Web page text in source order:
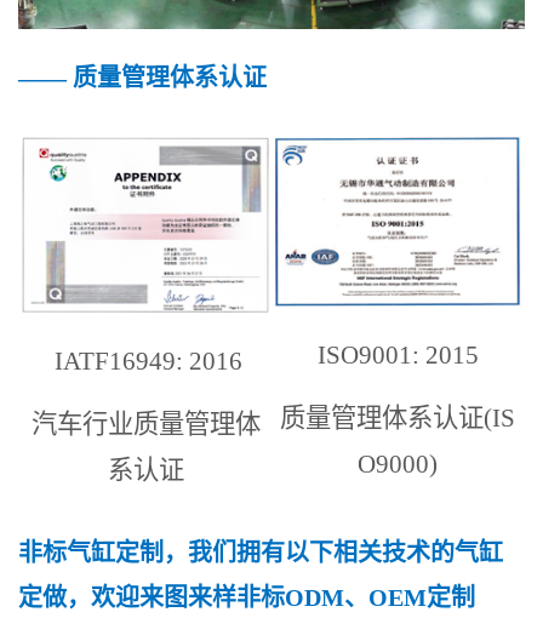
—— 质量管理体系认证
IATF16949: 2016
汽车行业质量管理体
系认证
ISO9001: 2015
质量管理体系认证(IS
O9000)
非标气缸定制，我们拥有以下相关技术的气缸
定做，欢迎来图来样非标ODM、OEM定制